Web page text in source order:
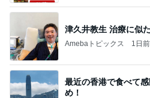
津久井教生 治療に似
Amebaトピックス 1日前
最近の香港で食べて
め！